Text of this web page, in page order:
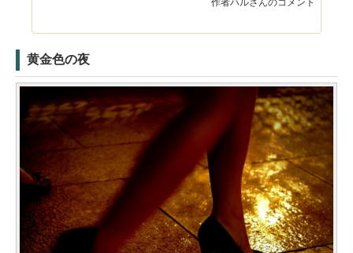
作者ハルさんのコメント
黄金色の夜